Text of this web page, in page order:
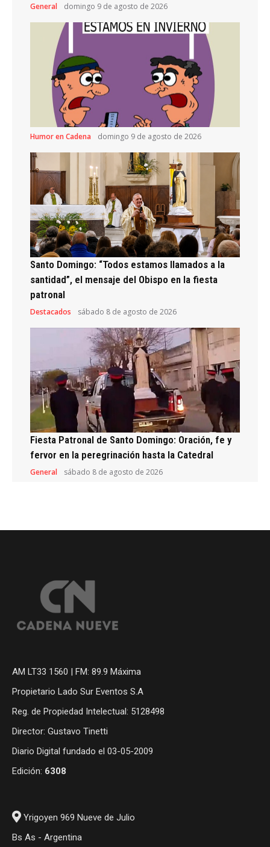
General domingo 9 de agosto de 2026
Humor en Cadena domingo 9 de agosto de 2026
Santo Domingo: “Todos estamos llamados a la
santidad”, el mensaje del Obispo en la fiesta
patronal
Destacados sábado 8 de agosto de 2026
Fiesta Patronal de Santo Domingo: Oración, fe y
fervor en la peregrinación hasta la Catedral
General sábado 8 de agosto de 2026
AM LT33 1560 | FM: 89.9 Máxima
Propietario Lado Sur Eventos S.A
Reg. de Propiedad Intelectual: 5128498
Director: Gustavo Tinetti
Diario Digital fundado el 03-05-2009
Edición: 6308
Yrigoyen 969 Nueve de Julio
Bs As - Argentina